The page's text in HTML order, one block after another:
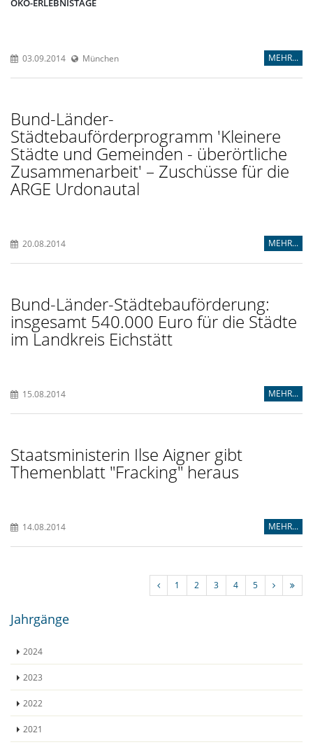
ÖKO-ERLEBNISTAGE
03.09.2014 München MEHR...
Bund-Länder-
Städtebauförderprogramm 'Kleinere
Städte und Gemeinden - überörtliche
Zusammenarbeit' – Zuschüsse für die
ARGE Urdonautal
20.08.2014 MEHR...
Bund-Länder-Städtebauförderung:
insgesamt 540.000 Euro für die Städte
im Landkreis Eichstätt
15.08.2014 MEHR...
Staatsministerin Ilse Aigner gibt
Themenblatt "Fracking" heraus
14.08.2014 MEHR...
1 2 3 4 5
Jahrgänge
2024
2023
2022
2021